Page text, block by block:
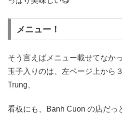
メニュー！
そう言えばメニュー載せてなか
玉子入りのは、左ページ上から
Trung、
看板にも、Banh Cuon の店だっ